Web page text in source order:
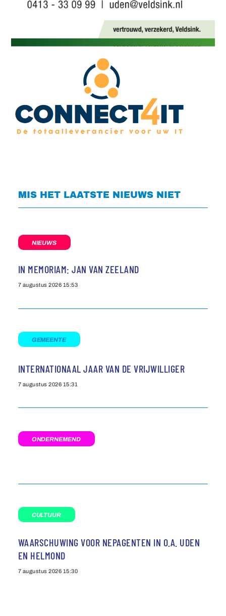
MIS HET LAATSTE NIEUWS NIET
NIEUWS
IN MEMORIAM: JAN VAN ZEELAND
7 augustus 2026 15:53
GEMEENTE
INTERNATIONAAL JAAR VAN DE VRIJWILLIGER
7 augustus 2026 15:31
ONDERNEMEND
CULTUUR
WAARSCHUWING VOOR NEPAGENTEN IN O.A. UDEN
EN HELMOND
7 augustus 2026 15:30